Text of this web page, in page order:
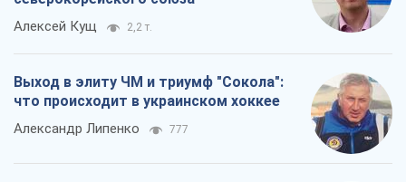
Алексей Кущ 2,2 т.
Выход в элиту ЧМ и триумф "Сокола":
что происходит в украинском хоккее
Александр Липенко 777